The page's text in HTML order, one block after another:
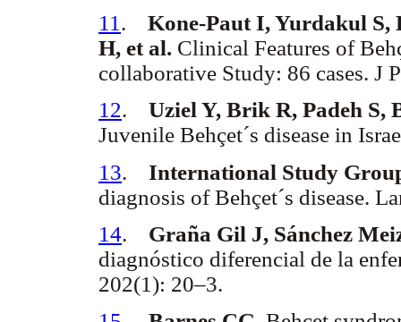
11 . Kone-Paut I, Yurdakul S,
H, et al. Clinical Features of
collaborative Study: 86 cases. J
12. Uziel Y, Brik R, Padeh
Juvenile Behçet´s disease in
13. International Study
diagnosis of Behçet´s disease.
14. Graña Gil J, Sánchez
diagnóstico diferencial de la
202(1): 20–3.